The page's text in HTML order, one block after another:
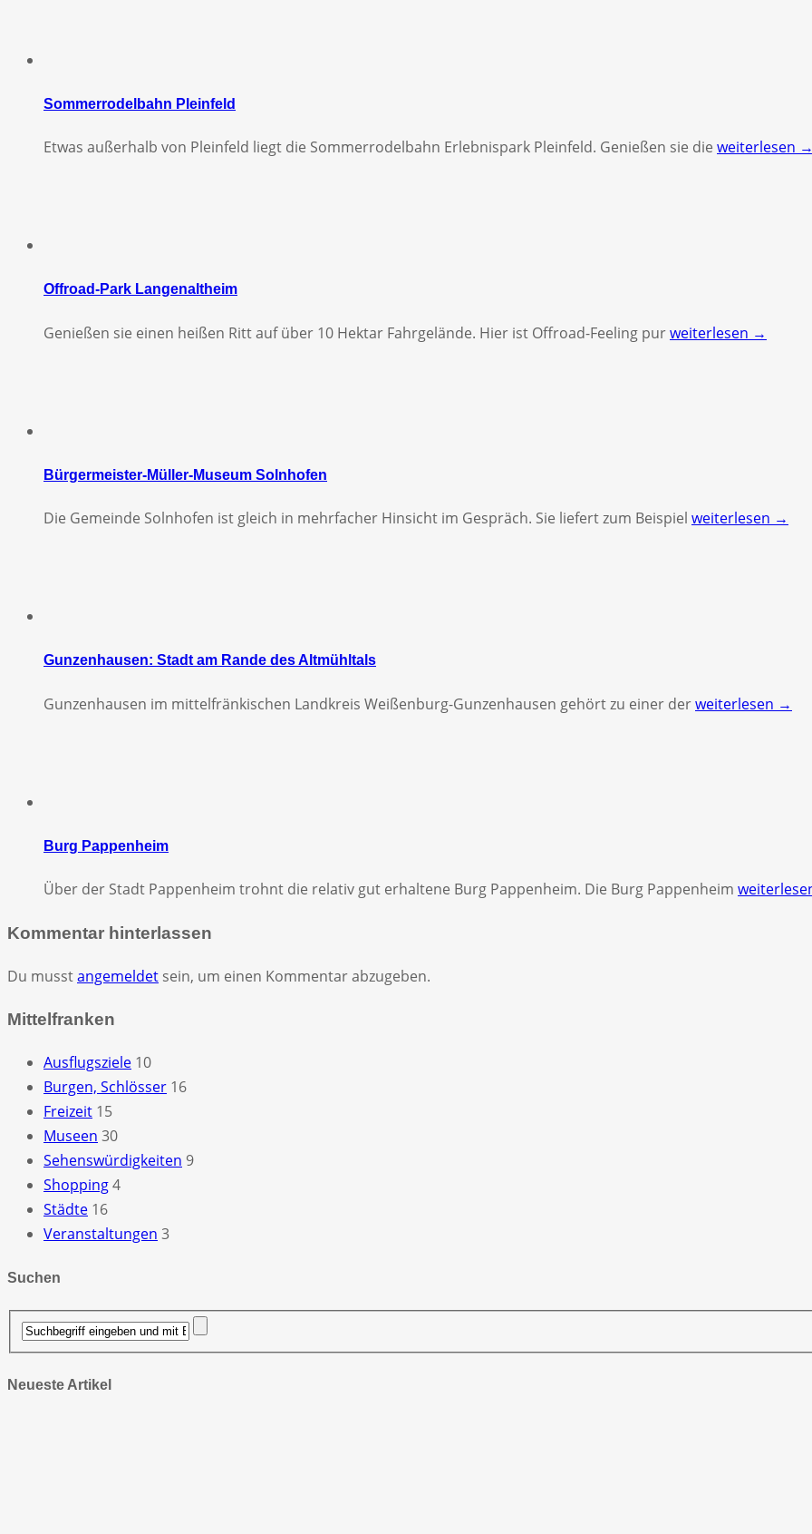
Sommerrodelbahn Pleinfeld
Etwas außerhalb von Pleinfeld liegt die Sommerrodelbahn Erlebnispark Pleinfeld. Genießen sie die weiterlesen
Offroad-Park Langenaltheim
Genießen sie einen heißen Ritt auf über 10 Hektar Fahrgelände. Hier ist Offroad-Feeling purweiterlesen →
Bürgermeister-Müller-Museum Solnhofen
Die Gemeinde Solnhofen ist gleich in mehrfacher Hinsicht im Gespräch. Sie liefert zum Beispiel weiterlesen →
Gunzenhausen: Stadt am Rande des Altmühltals
Gunzenhausen im mittelfränkischen Landkreis Weißenburg-Gunzenhausen gehört zu einer derweiterlesen →
Burg Pappenheim
Über der Stadt Pappenheim trohnt die relativ gut erhaltene Burg Pappenheim. Die Burg Pappenheim
Kommentar hinterlassen
Du musstangemeldet sein, um einen Kommentar abzugeben.
Mittelfranken
Ausflugsziele 10
Burgen, Schlösser 16
Freizeit 15
Museen 30
Sehenswürdigkeiten 9
Shopping4
Städte 16
Veranstaltungen 3
Suchen
Neueste Artikel